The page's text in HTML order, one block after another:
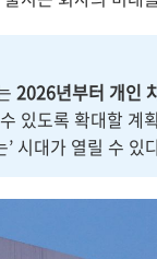
2026년부터 개인
있도록 확대할 계
’ 시대가 열릴 수 있